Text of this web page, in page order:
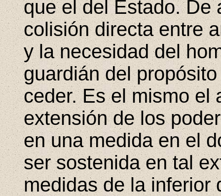
que el del Estado. De
colisión directa entre
y la necesidad del
guardián del
ceder. Es el mismo el
extensión de los
en una medida en el
ser sostenida en tal
medidas de la inferior